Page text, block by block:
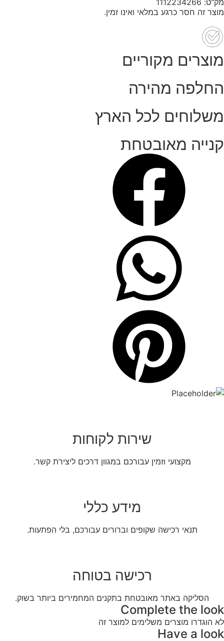
מק"ט: 1112234266
מוצר זה חסר כרגע במלאי ואינו זמין.
מוצרים מקוריים
החלפה מהירה
משלוחים לכל הארץ
קנייה מאובטחת
שירות לקוחות
מקצועי וזמין עבורכם במגוון דרכים ליצירת קשר.
מידע כללי
תנאי רכישה שקופים וברורים עבורכם, בלי הפתעות.
רכישה בטוחה
הסליקה באתר מאובטחת בתקנים המחמירים ביותר בשוק.
Complete the look
לא הוגדרו מוצרים משלימים למוצר זה
Have a look